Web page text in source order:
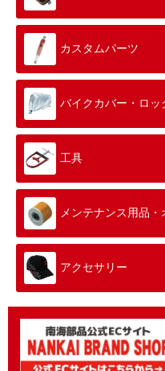
カスタムパーツ
バイクカバー・ロッ
工具
メンテナンス用品
アクセサリー